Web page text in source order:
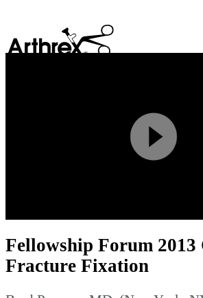
Fellowship Forum 2013
Fracture Fixation